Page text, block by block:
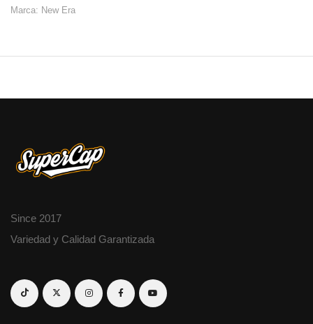
Marca: New Era
Since 2017
Variedad y Calidad Garantizada